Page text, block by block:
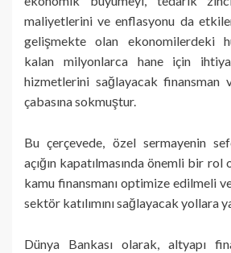
maliyetlerini ve enflasyonu da
gelişmekte olan ekonomilerdeki
kalan milyonlarca hane için
hizmetlerini sağlayacak finansman
çabasına sokmuştur.
Bu çerçevede, özel sermayenin
açığın kapatılmasında önemli bir rol
kamu finansmanı optimize edilmeli
sektör katılımını sağlayacak yollara
Dünya Bankası olarak, altyapı